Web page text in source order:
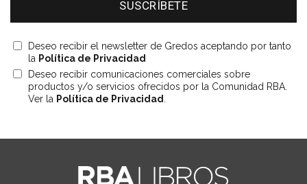
Deseo recibir el newsletter de Gredos aceptando por tanto
la Política de Privacidad
Deseo recibir comunicaciones comerciales sobre
productos y/o servicios ofrecidos por la Comunidad RBA.
Ver la Política de Privacidad